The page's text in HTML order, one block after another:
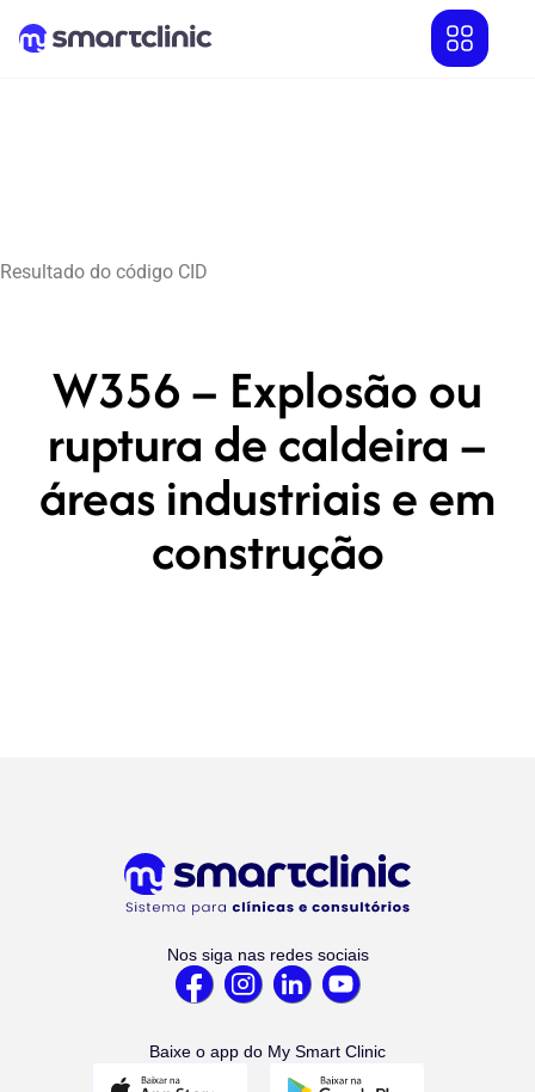
Resultado do código CID
W356 – Explosão ou
ruptura de caldeira –
áreas industriais e em
construção
Nos siga nas redes sociais
Baixe o app do My Smart Clinic